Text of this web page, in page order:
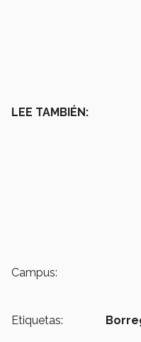
LEE TAMBIÉN:
Campus:
Etiquetas: